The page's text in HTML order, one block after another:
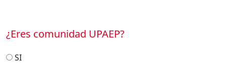
¿Eres comunidad UPAEP?
SI